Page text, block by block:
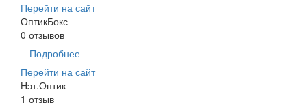
Перейти на сайт
ОптикБокс
0 отзывов
Подробнее
Перейти на сайт
Нэт.Оптик
1 отзыв